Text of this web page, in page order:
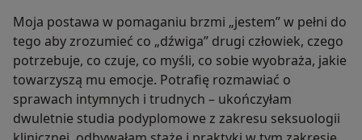
Moja postawa w pomaganiu brzmi „jestem” w pełni do
tego aby zrozumieć co „dźwiga” drugi człowiek, czego
potrzebuje, co czuje, co myśli, co sobie wyobraża, jakie
towarzyszą mu emocje. Potrafię rozmawiać o
sprawach intymnych i trudnych – ukończyłam
dwuletnie studia podyplomowe z zakresu seksuologii